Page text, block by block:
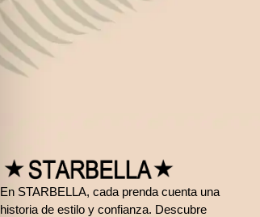
En STARBELLA, cada prenda cuenta una
historia de estilo y confianza. Descubre